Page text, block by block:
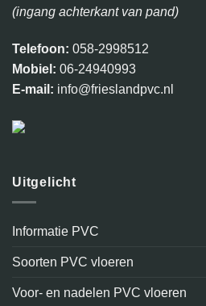
(ingang achterkant van pand)
Telefoon: 058-2998512
Mobiel: 06-24940993
E-mail: info@frieslandpvc.nl
Uitgelicht
Informatie PVC
Soorten PVC vloeren
Voor- en nadelen PVC vloeren